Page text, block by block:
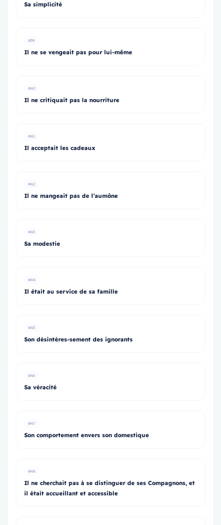
Sa simplicité
#39
Il ne se vengeait pas pour lui-même
#40
Il ne critiquait pas la nourriture
#41
Il acceptait les cadeaux
#42
Il ne mangeait pas de l’aumône
#43
Sa modestie
#44
Il était au service de sa famille
#45
Son désintéres-sement des ignorants
#46
Sa véracité
#47
Son comportement envers son domestique
#48
Il ne cherchait pas à se distinguer de ses Compagnons, et
il était accueillant et accessible